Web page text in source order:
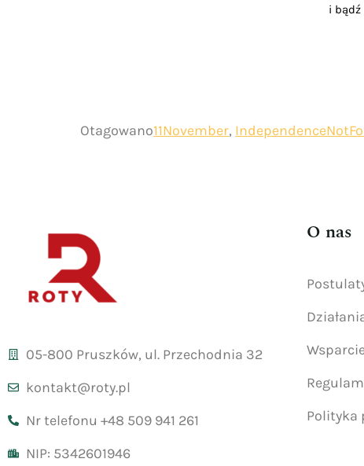
i bądź
Otagowano11November,
05-800 Pruszków, ul. Przechodnia 32
kontakt@roty.pl
Nr telefonu +48 509 941 261
NIP: 5342601946
O nas
Polityka